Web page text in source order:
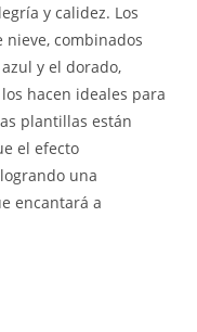
y calidez. Los
nieve, combinados
y el dorado,
hacen ideales para
plantillas están
el efecto
una
encantará a